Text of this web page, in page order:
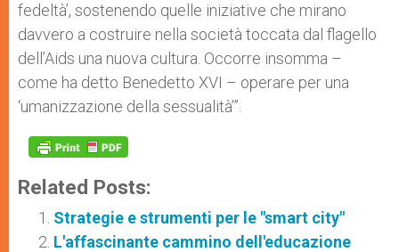
fedeltà’, sostenendo quelle iniziative che mirano
davvero a costruire nella società toccata dal flagello
dell’Aids una nuova cultura. Occorre insomma –
come ha detto Benedetto XVI – operare per una
‘umanizzazione della sessualità’”.
Related Posts:
Strategie e strumenti per le "smart city"
L'affascinante cammino dell'educazione